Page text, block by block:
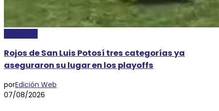
Rojos de San Luis Potosí tres categorías ya
aseguraron su lugar en los playoffs
porEdición Web
07/08/2026